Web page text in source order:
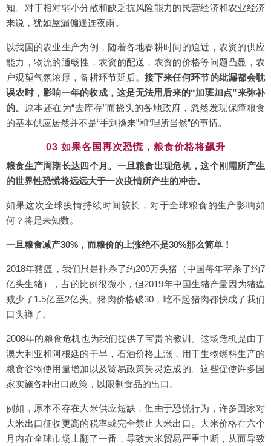
知。对于相对弱小分散和缺乏抗风险能力的民营经济和农业经济
来说，犹如屋漏偏逢连夜雨。
以我国的农业生产为例，随着各地春耕时间的迫近，农资的供应
能力，物流的通畅性，农资的配送，农资的价格等问题凸显，农
户观望气氛浓厚，备耕环节延后。接下来任何环节的纰漏都会耽
误农时，影响一年的收成，这是无法用后来的“加班加点”来弥补
的。
原本还在为“去库存”而挠头的各地政府，忽然发现保障粮食
的基本供应居然并不是“手到擒来”和“理所当然”的事情。
03 如果各国再次恐慌，粮食价格将飙升
粮食生产周期长达四个月。一旦粮食出现危机，这个刚需所产生
的世界性恐慌将远远大于一次疫情所产生的冲击。
如果这次全球疫情持续时间较长，对于全球粮食的生产影响如
何？将是未知数。
一旦粮食减产30%，而粮价的上涨绝不是30%那么简单！
2018年猪瘟，我们只是扑杀了约200万头猪（中国每年宰杀了约7
亿头生猪），占的比例很微小，但2019年中国生猪产量因为猪瘟
减少了1.5亿至2亿头。猪肉价格破30，吃不起猪肉都快成了我们
口头禅了。
2008年的粮食危机也为我们提供了宝贵的教训。这场危机是由于
澳大利亚和阿根廷的干旱，石油价格上涨，用于生物燃料生产的
粮食谷物使用量增加以及贸易政策失灵造成的。这些促使许多国
家实施各种出口政策，以限制食品的出口。
例如，原本不存在大米供应短缺，但由于恐慌行为，许多国家对
大米出口征收更高的税率或完全禁止大米出口。大米价格在六个
月内在全球市场上翻了一番，导致大米贸易严重中断，从而导致